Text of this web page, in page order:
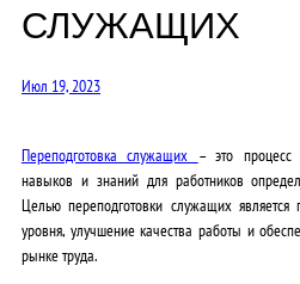
СЛУЖАЩИХ
Июл 19, 2023
Переподготовка служащих – это процесс
навыков и знаний для работников
Целью переподготовки служащих
уровня, улучшение качества работы и
рынке труда.